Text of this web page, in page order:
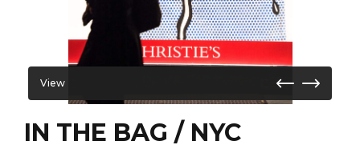
View
IN THE BAG / NYC